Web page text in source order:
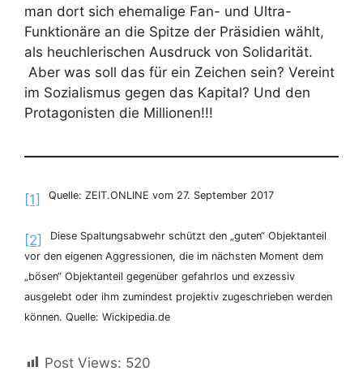
man dort sich ehemalige Fan- und Ultra-
Funktionäre an die Spitze der Präsidien wählt,
als heuchlerischen Ausdruck von Solidarität.
Aber was soll das für ein Zeichen sein? Vereint
im Sozialismus gegen das Kapital? Und den
Protagonisten die Millionen!!!
[1] Quelle: ZEIT.ONLINE vom 27. September 2017
[2]
Diese Spaltungsabwehr schützt den „guten“ Objektanteil
vor den eigenen Aggressionen, die im nächsten Moment dem
„bösen“ Objektanteil gegenüber gefahrlos und exzessiv
ausgelebt oder ihm zumindest projektiv zugeschrieben werden
können. Quelle: Wickipedia.de
Post Views: 520